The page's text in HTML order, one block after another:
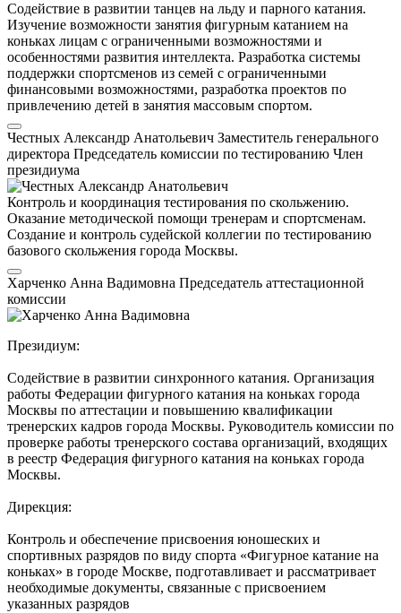
Содействие в развитии танцев на льду и парного катания.
Изучение возможности занятия фигурным катанием на
коньках лицам с ограниченными возможностями и
особенностями развития интеллекта. Разработка системы
поддержки спортсменов из семей с ограниченными
финансовыми возможностями, разработка проектов по
привлечению детей в занятия массовым спортом.
Честных Александр Анатольевич Заместитель генерального
директора Председатель комиссии по тестированию Член
президиума
Контроль и координация тестирования по скольжению.
Оказание методической помощи тренерам и спортсменам.
Создание и контроль судейской коллегии по тестированию
базового скольжения города Москвы.
Харченко Анна Вадимовна Председатель аттестационной
комиссии
Президиум:
Содействие в развитии синхронного катания. Организация
работы Федерации фигурного катания на коньках города
Москвы по аттестации и повышению квалификации
тренерских кадров города Москвы. Руководитель комиссии по
проверке работы тренерского состава организаций, входящих
в реестр Федерация фигурного катания на коньках города
Москвы.
Дирекция:
Контроль и обеспечение присвоения юношеских и
спортивных разрядов по виду спорта «Фигурное катание на
коньках» в городе Москве, подготавливает и рассматривает
необходимые документы, связанные с присвоением
указанных разрядов